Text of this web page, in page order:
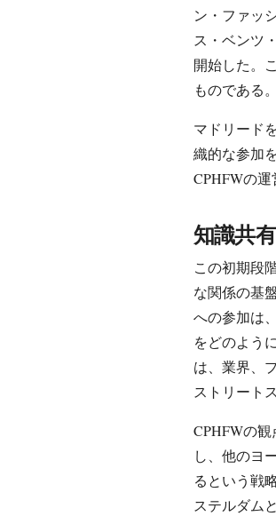
ン・ファッ
ス・ベンツ
開始した。
ものである。
マドリード
織的な参加
CPHFWの
知識共
この初期段
な関係の基
への参加は
をどのよう
は、業界、
ストリート
CPHFWの
し、他のヨ
るという戦
ステルダム